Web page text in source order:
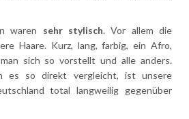
waren sehr stylisch. Vor allem die
Haare. Kurz, lang, farbig, ein Afro,
sich so vorstellt und alle anders.
es so direkt vergleicht, ist unsere
total langweilig gegenüber